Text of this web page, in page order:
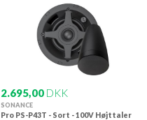
2.695,00 DKK
SONANCE
Pro PS-P43T - Sort - 100V Højttaler